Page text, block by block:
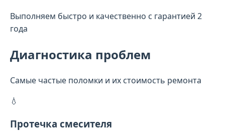
Выполняем быстро и качественно с гарантией 2
года
Диагностика проблем
Самые частые поломки и их стоимость ремонта
💧
Протечка смесителя